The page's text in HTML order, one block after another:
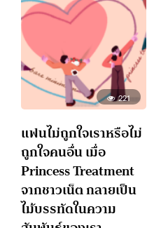
221
แฟนไม่ถูกใจเราหรือไม่
ถูกใจคนอื่น เมื่อ
Princess Treatment
จากชาวเน็ต กลายเป็น
ไม้บรรทัดในความ